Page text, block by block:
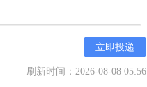
立即投递
刷新时间：2026-08-08 05:56